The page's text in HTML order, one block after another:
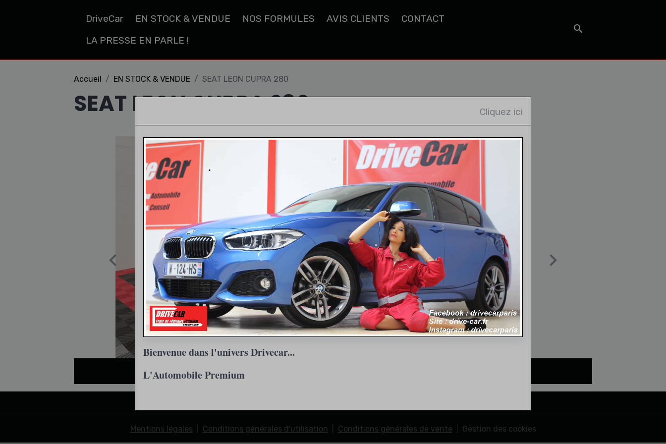
DriveCar EN STOCK & VENDUE NOS FORMULES AVIS CLIENTS
CONTACT
LA PRESSE EN PARLE !
Accueil EN STOCK & VENDUE SEAT LEON CUPRA 280
SEAT LEON CUPRA 280
Mentions légales Conditions générales d'utilisation Conditions générales de vente Gestion des cookies
Cliquez ici
Bienvenue dans l'univers Drivecar...
L'Automobile Premium